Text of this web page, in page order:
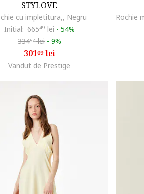
STYLOVE
cu impletitura,, Negru
Initial: 66549 lei - 54%
33454lei - 9%
30109lei
Vandut de Prestige